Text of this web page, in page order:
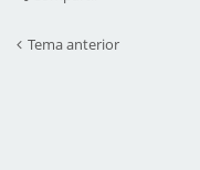
Tema anterior